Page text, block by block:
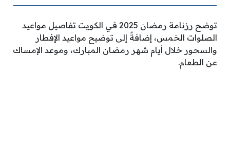
توضح رزنامة رمضان 2025 في الكويت تفاصيل مواعيد
الصلوات الخمس، إضافةً إلى توضيح مواعيد الإفطار
والسحور خلال أيام شهر رمضان المبارك، وموعد الإمساك
عن الطعام.